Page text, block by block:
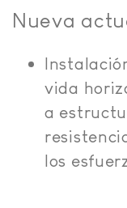
Nueva
vida
a
los